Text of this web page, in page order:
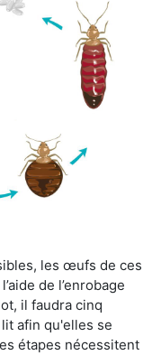
les œufs de ces
de l’enrobage
il faudra cinq
afin qu'elles se
étapes nécessitent